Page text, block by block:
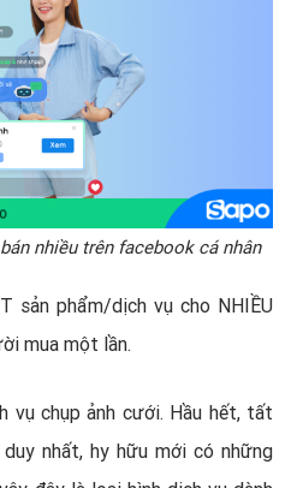
nhiều trên facebook cá nhân
sản phẩm/dịch vụ cho NHIỀU
mua một lần.
vụ chụp ảnh cưới. Hầu hết, tất
nhất, hy hữu mới có những